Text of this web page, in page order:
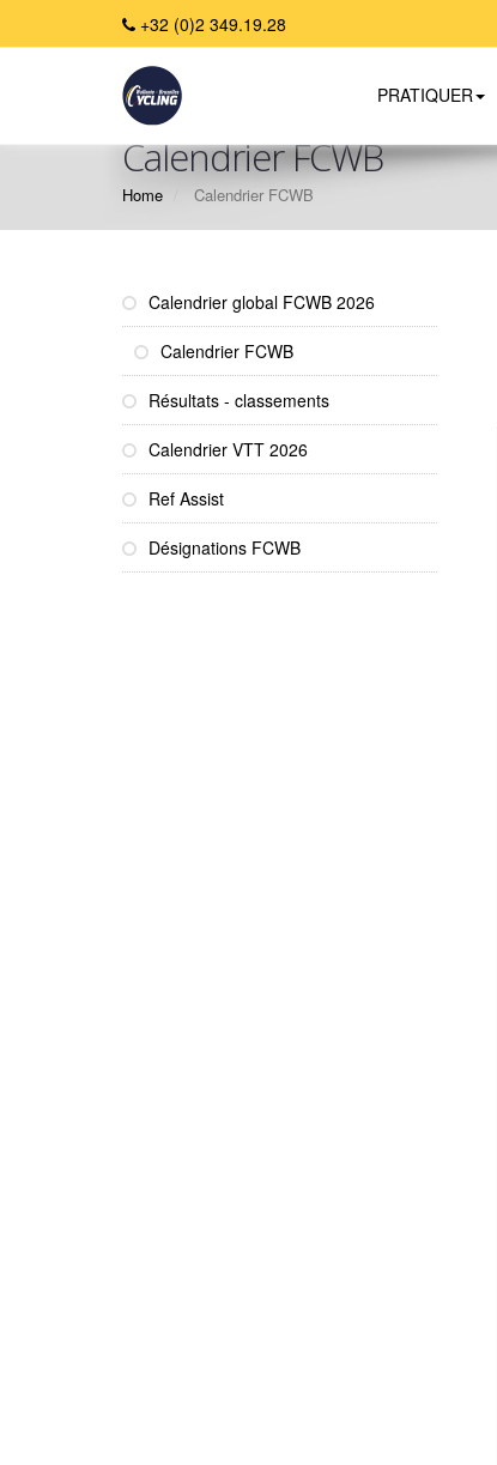
+32 (0)2 349.19.28
PRATIQUER
Calendrier FCWB
Home Calendrier FCWB
Calendrier global FCWB 2026
Calendrier FCWB
Résultats - classements
Calendrier VTT 2026
Ref Assist
Désignations FCWB